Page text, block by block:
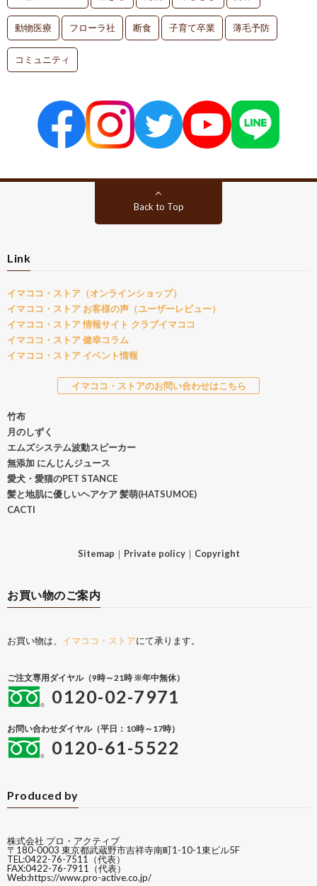
動物医療 フローラ社 断食 子育て卒業 薄毛予防
コミュニティ
Back to Top
Link
イマココ・ストア（オンラインショップ）
イマココ・ストア お客様の声（ユーザーレビュー）
イマココ・ストア 情報サイト クラブイマココ
イマココ・ストア 健幸コラム
イマココ・ストア イベント情報
イマココ・ストアのお問い合わせはこちら
竹布
月のしずく
エムズシステム波動スピーカー
無添加 にんじんジュース
愛犬・愛猫のPET STANCE
髪と地肌に優しいヘアケア 髪萌(HATSUMOE)
CACTI
Sitemap ｜ Private policy｜ Copyright
お買い物のご案内
お買い物は、 イマココ・ストアにて承ります。
ご注文専用ダイヤル（9時～21時 ※年中無休）
0120-02-7971
お問い合わせダイヤル（平日：10時～17時）
0120-61-5522
Produced by
株式会社 プロ・アクティブ
〒180-0003 東京都武蔵野市吉祥寺南町1-10-1東ビル5F
TEL:0422-76-7511（代表）
FAX:0422-76-7911（代表）
Web:https://www.pro-active.co.jp/